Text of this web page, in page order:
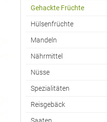
Gehackte Früchte
Hülsenfrüchte
Mandeln
Nährmittel
Nüsse
Spezialitäten
Reisgebäck